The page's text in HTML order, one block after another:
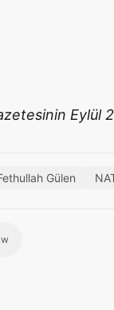
Eylül
Gülen
w